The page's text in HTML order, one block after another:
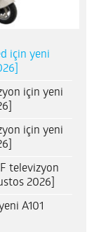
için yeni
için yeni
için yeni
televizyon
2026]
A101